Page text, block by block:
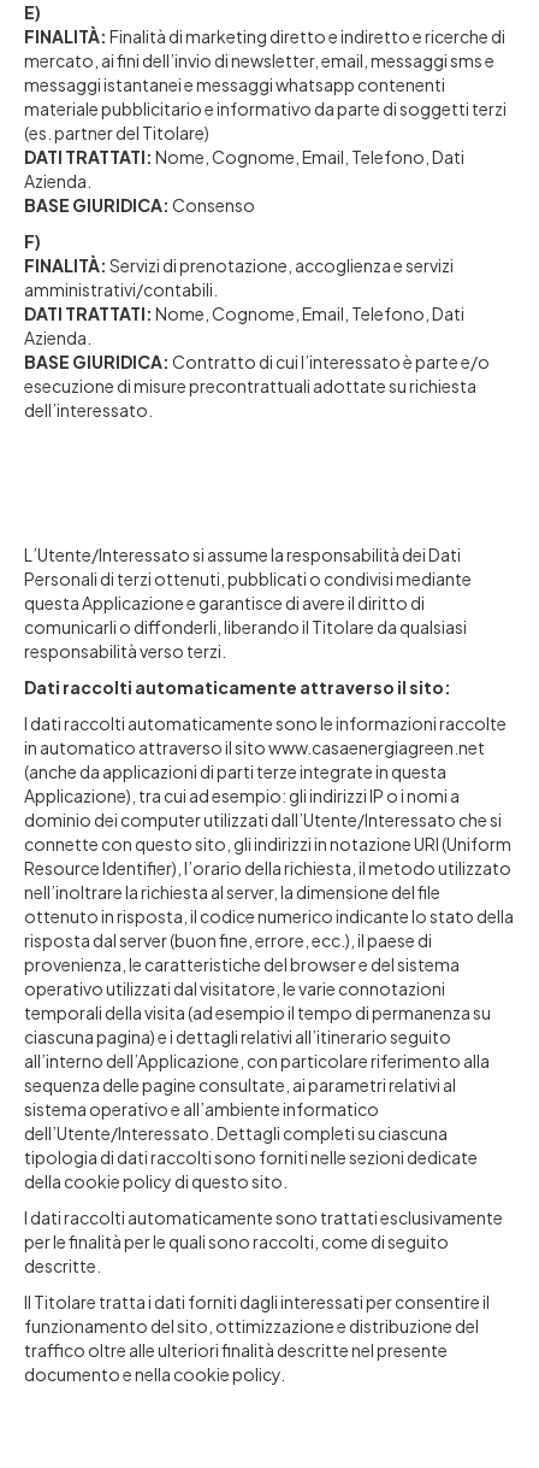
E)
FINALITÀ: Finalità di marketing diretto e indiretto e ricerche di
mercato, ai fini dell’invio di newsletter, email, messaggi sms e
messaggi istantanei e messaggi whatsapp contenenti
materiale pubblicitario e informativo da parte di soggetti terzi
(es. partner del Titolare)
DATI TRATTATI: Nome, Cognome, Email, Telefono, Dati
Azienda.
BASE GIURIDICA: Consenso
F)
FINALITÀ: Servizi di prenotazione, accoglienza e servizi
amministrativi/contabili.
DATI TRATTATI: Nome, Cognome, Email, Telefono, Dati
Azienda.
BASE GIURIDICA: Contratto di cui l’interessato è parte e/o
esecuzione di misure precontrattuali adottate su richiesta
dell’interessato.
L’Utente/Interessato si assume la responsabilità dei Dati
Personali di terzi ottenuti, pubblicati o condivisi mediante
questa Applicazione e garantisce di avere il diritto di
comunicarli o diffonderli, liberando il Titolare da qualsiasi
responsabilità verso terzi.
Dati raccolti automaticamente attraverso il sito:
I dati raccolti automaticamente sono le informazioni raccolte
in automatico attraverso il sito www.casaenergiagreen.net
(anche da applicazioni di parti terze integrate in questa
Applicazione), tra cui ad esempio: gli indirizzi IP o i nomi a
dominio dei computer utilizzati dall’Utente/Interessato che si
connette con questo sito, gli indirizzi in notazione URI (Uniform
Resource Identifier), l’orario della richiesta, il metodo utilizzato
nell’inoltrare la richiesta al server, la dimensione del file
ottenuto in risposta, il codice numerico indicante lo stato della
risposta dal server (buon fine, errore, ecc.), il paese di
provenienza, le caratteristiche del browser e del sistema
operativo utilizzati dal visitatore, le varie connotazioni
temporali della visita (ad esempio il tempo di permanenza su
ciascuna pagina) e i dettagli relativi all’itinerario seguito
all’interno dell’Applicazione, con particolare riferimento alla
sequenza delle pagine consultate, ai parametri relativi al
sistema operativo e all’ambiente informatico
dell’Utente/Interessato. Dettagli completi su ciascuna
tipologia di dati raccolti sono forniti nelle sezioni dedicate
della cookie policy di questo sito.
I dati raccolti automaticamente sono trattati esclusivamente
per le finalità per le quali sono raccolti, come di seguito
descritte.
Il Titolare tratta i dati forniti dagli interessati per consentire il
funzionamento del sito, ottimizzazione e distribuzione del
traffico oltre alle ulteriori finalità descritte nel presente
documento e nella cookie policy.